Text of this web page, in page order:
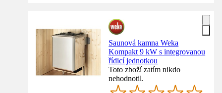
Saunová kamna Weka
Kompakt 9 kW s integrovanou
řídicí jednotkou
Toto zboží zatím nikdo
nehodnotil.